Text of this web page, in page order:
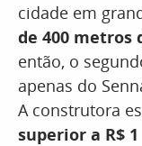
cidade em
de 400 metros
então, o
apenas do
A construtora
superior a R$